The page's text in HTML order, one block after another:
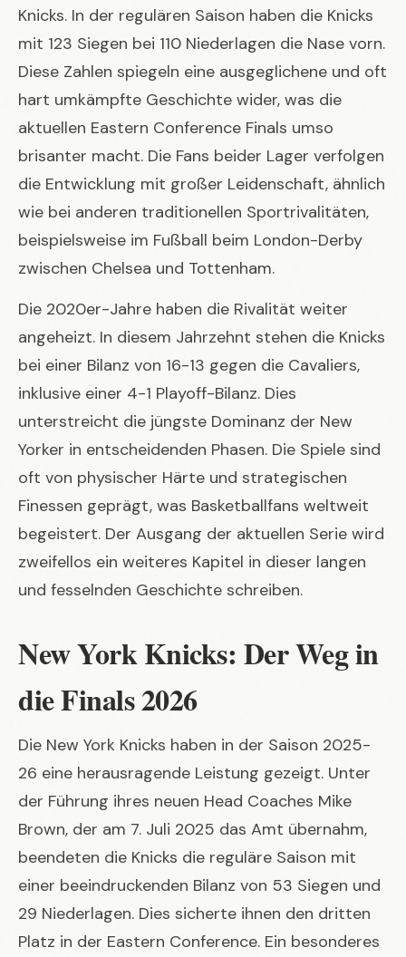
Knicks. In der regulären Saison haben die Knicks
mit 123 Siegen bei 110 Niederlagen die Nase vorn.
Diese Zahlen spiegeln eine ausgeglichene und oft
hart umkämpfte Geschichte wider, was die
aktuellen Eastern Conference Finals umso
brisanter macht. Die Fans beider Lager verfolgen
die Entwicklung mit großer Leidenschaft, ähnlich
wie bei anderen traditionellen Sportrivalitäten,
beispielsweise im Fußball beim London-Derby
zwischen Chelsea und Tottenham.
Die 2020er-Jahre haben die Rivalität weiter
angeheizt. In diesem Jahrzehnt stehen die Knicks
bei einer Bilanz von 16-13 gegen die Cavaliers,
inklusive einer 4-1 Playoff-Bilanz. Dies
unterstreicht die jüngste Dominanz der New
Yorker in entscheidenden Phasen. Die Spiele sind
oft von physischer Härte und strategischen
Finessen geprägt, was Basketballfans weltweit
begeistert. Der Ausgang der aktuellen Serie wird
zweifellos ein weiteres Kapitel in dieser langen
und fesselnden Geschichte schreiben.
New York Knicks: Der Weg in
die Finals 2026
Die New York Knicks haben in der Saison 2025-
26 eine herausragende Leistung gezeigt. Unter
der Führung ihres neuen Head Coaches Mike
Brown, der am 7. Juli 2025 das Amt übernahm,
beendeten die Knicks die reguläre Saison mit
einer beeindruckenden Bilanz von 53 Siegen und
29 Niederlagen. Dies sicherte ihnen den dritten
Platz in der Eastern Conference. Ein besonderes